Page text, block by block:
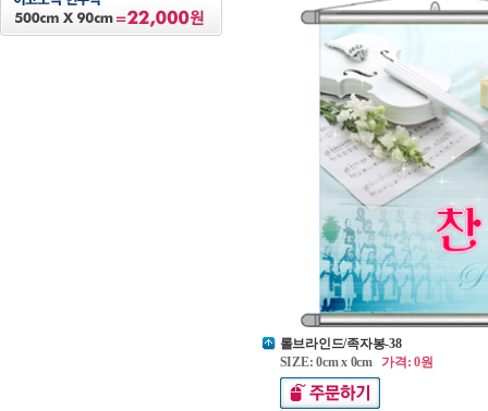
롤브라인드/족자봉-38
SIZE: 0cm x 0cm가격: 0원